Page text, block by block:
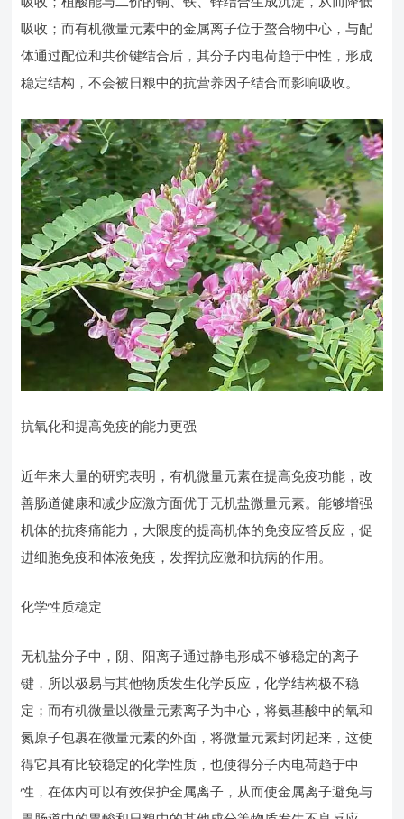
吸收；而有机微量元素中的金属离子位于螯合物中心，与配
体通过配位和共价键结合后，其分子内电荷趋于中性，形成
稳定结构，不会被日粮中的抗营养因子结合而影响吸收。
抗氧化和提高免疫的能力更强
近年来大量的研究表明，有机微量元素在提高免疫功能，改
善肠道健康和减少应激方面优于无机盐微量元素。能够增强
机体的抗疼痛能力，大限度的提高机体的免疫应答反应，促
进细胞免疫和体液免疫，发挥抗应激和抗病的作用。
化学性质稳定
无机盐分子中，阴、阳离子通过静电形成不够稳定的离子
键，所以极易与其他物质发生化学反应，化学结构极不稳
定；而有机微量以微量元素离子为中心，将氨基酸中的氧和
氮原子包裹在微量元素的外面，将微量元素封闭起来，这使
得它具有比较稳定的化学性质，也使得分子内电荷趋于中
性，在体内可以有效保护金属离子，从而使金属离子避免与